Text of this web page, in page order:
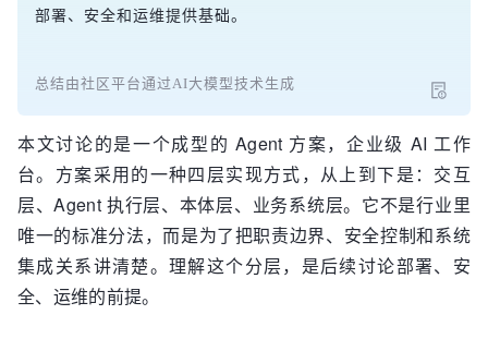
部署、安全和运维提供基础。
总结由社区平台通过AI大模型技术生成
本文讨论的是一个成型的 Agent 方案，企业级 AI 工作
台。方案采用的一种四层实现方式，从上到下是：交互
层、Agent 执行层、本体层、业务系统层。它不是行业里
唯一的标准分法，而是为了把职责边界、安全控制和系统
集成关系讲清楚。理解这个分层，是后续讨论部署、安
全、运维的前提。